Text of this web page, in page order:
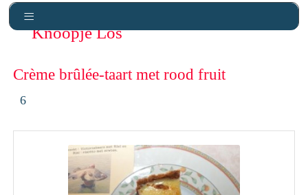
Knoopje Los
Crème brûlée-taart met rood fruit
6